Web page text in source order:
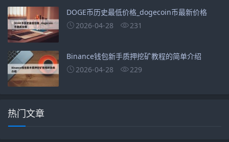
DOGE币历史最低价格_dogecoin币最新价格
2026-04-28
231
Binance钱包新手质押挖矿教程的简单介绍
2026-04-28
229
热门文章